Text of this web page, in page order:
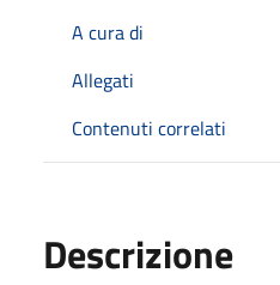
A cura di
Allegati
Contenuti correlati
Descrizione